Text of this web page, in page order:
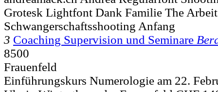
Grotesk Lightfont Dank Familie The
Schwangerschaftsshooting Anfang
3 Coaching Supervision und Seminare
8500
Frauenfeld
Einführungskurs Numerologie am 22.